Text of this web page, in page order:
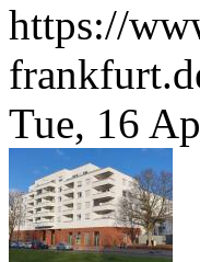
https://
Tue, 16